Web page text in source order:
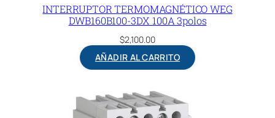
INTERRUPTOR TERMOMAGNÉTICO WEG
DWB160B100-3DX 100A 3polos
$2,100.00
AÑADIR AL CARRITO